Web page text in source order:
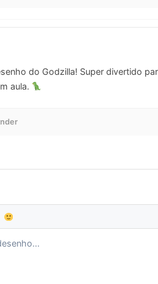
do Godzilla! Super divertido
aula.